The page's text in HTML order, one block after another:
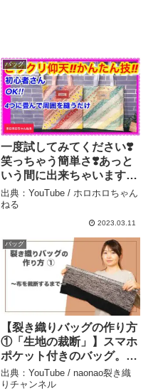
バッグ
一度試してみてください❣️
笑っちゃう簡単さ❣️あっと
いう間に出来ちゃいます❣️
– ホロホロちゃんねる
出典：YouTube / ホロホロちゃん
ねる
2023.03.11
バッグ
【裂き織りバッグの作り方
①「生地の裁断」】スマホ
ポケット付きのバッグ。ー
着物を裂いて織る「裂き織
り」でリメイクしたハンド
出典：YouTube / naonao裂き織
りチャンネル